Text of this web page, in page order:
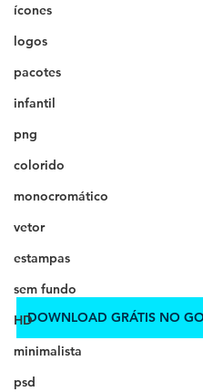
ícones
logos
pacotes
infantil
png
colorido
monocromático
vetor
estampas
sem fundo
HD
minimalista
psd